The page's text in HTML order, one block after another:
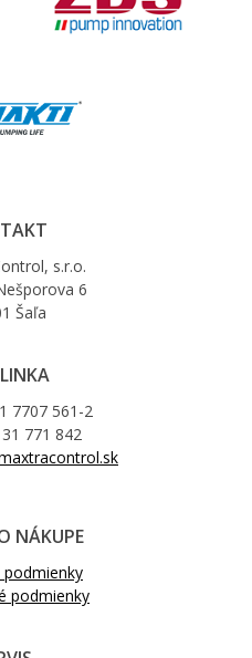
s.r.o.
6
Šaľa
7707 561-2
771 842
NÁKUPE
podmienky